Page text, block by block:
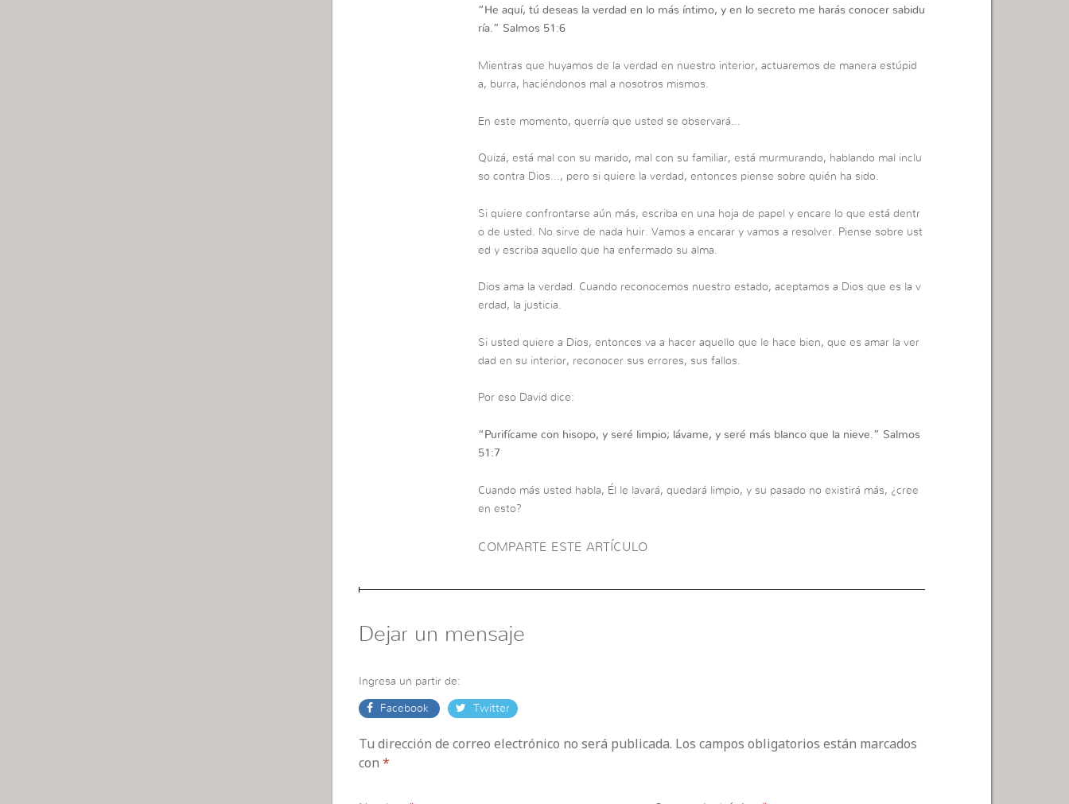
“ He aquí, tú deseas la verdad en lo más íntimo, y en lo secreto me harás conocer sabidu
ría.” Salmos 51:6
Mientras que huyamos de la verdad en nuestro interior, actuaremos de manera estúpid
a, burra, haciéndonos mal a nosotros mismos.
En este momento, querría que usted se observará…
Quizá, está mal con su marido, mal con su familiar, está murmurando, hablando mal inclu
so contra Dios…, pero si quiere la verdad, entonces piense sobre quién ha sido.
Si quiere confrontarse aún más, escriba en una hoja de papel y encare lo que está dentr
o de usted. No sirve de nada huir. Vamos a encarar y vamos a resolver. Piense sobre ust
ed y escriba aquello que ha enfermado su alma.
Dios ama la verdad. Cuando reconocemos nuestro estado, aceptamos a Dios que es la v
erdad, la justicia.
Si usted quiere a Dios, entonces va a hacer aquello que le hace bien, que es amar la ver
dad en su interior, reconocer sus errores, sus fallos.
Por eso David dice:
“ Purifícame con hisopo, y seré limpio; lávame, y seré más blanco que la nieve.” Salmos
51:7
Cuando más usted habla, Él le lavará, quedará limpio, y su pasado no existirá más, ¿cree
en esto?
COMPARTE ESTE ARTÍCULO
Dejar un mensaje
Ingresa un partir de:
Facebook Twitter
Tu dirección de correo electrónico no será publicada. Los campos obligatorios están marcados
con *